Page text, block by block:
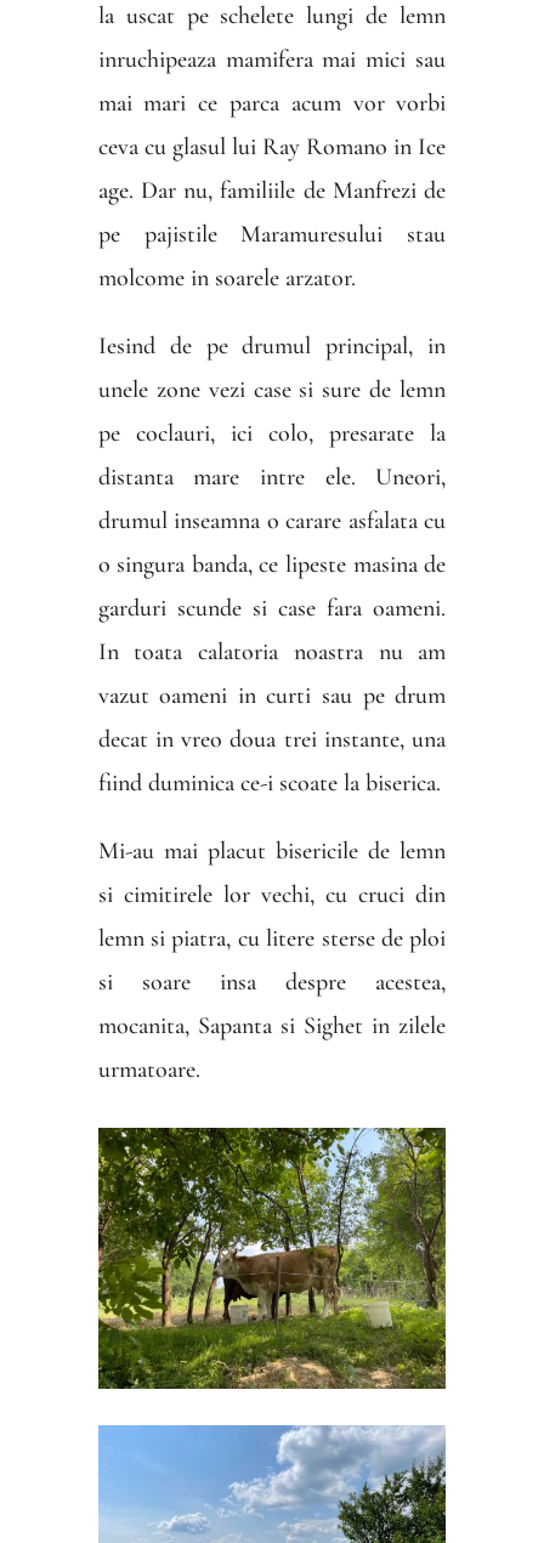
la uscat pe schelete lungi de lemn
inruchipeaza mamifera mai mici sau
mai mari ce parca acum vor vorbi
ceva cu glasul lui Ray Romano in Ice
age. Dar nu, familiile de Manfrezi de
pe pajistile Maramuresului stau
molcome in soarele arzator.
Iesind de pe drumul principal, in
unele zone vezi case si sure de lemn
pe coclauri, ici colo, presarate la
distanta mare intre ele. Uneori,
drumul inseamna o carare asfalata cu
o singura banda, ce lipeste masina de
garduri scunde si case fara oameni.
In toata calatoria noastra nu am
vazut oameni in curti sau pe drum
decat in vreo doua trei instante, una
fiind duminica ce-i scoate la biserica.
Mi-au mai placut bisericile de lemn
si cimitirele lor vechi, cu cruci din
lemn si piatra, cu litere sterse de ploi
si soare insa despre acestea,
mocanita, Sapanta si Sighet in zilele
urmatoare.